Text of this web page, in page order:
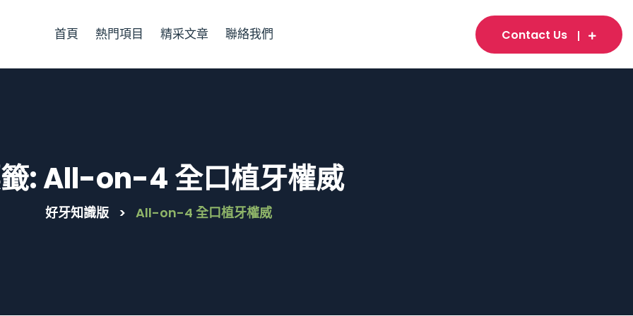
首頁 熱門項目 精采文章 聯絡我們 Contact Us
:All-on-4 全口植牙權威
好牙知識版 > All-on-4 全口植牙權威